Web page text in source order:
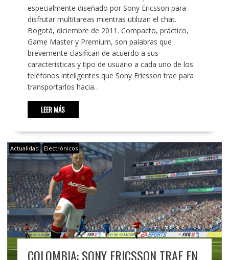
especialmente diseñado por Sony Ericsson para
disfrutar multitareas mientras utilizan el chat.
Bogotá, diciembre de 2011. Compacto, práctico,
Game Master y Premium, son palabras que
brevemente clasifican de acuerdo a sus
características y tipo de usuario a cada uno de los
teléfonos inteligentes que Sony Ericsson trae para
transportarlos hacia…
LEER MÁS
Actualidad Electrónicos
COLOMBIA: SONY ERICSSON TRAE EN